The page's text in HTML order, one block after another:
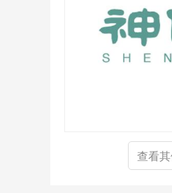
查看
用户 S**4 购买 天***
用户 S**6 购买 七***
用户 S**0 购买 V***
用户 S**1 购买 皇***
用户 S**8 购买 专***